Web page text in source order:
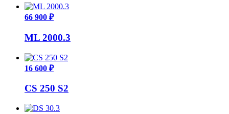
66 900 ₽
ML 2000.3
16 600 ₽
CS 250 S2